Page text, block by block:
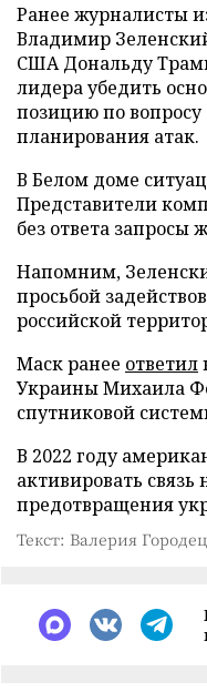
Ранее журналисты
Владимир
США Дональду
лидера убедить
позицию по вопросу
планирования атак.
В Белом доме
Представители
без ответа запросы
Напомним,
просьбой
российской
Маск ранее ответил
Украины Михаила
спутниковой
В 2022 году
активировать
предотвращения
Текст: Валерия